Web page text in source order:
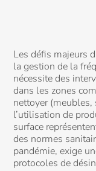
Les défis majeurs
la gestion de la
nécessite des
dans les zones
nettoyer
l’utilisation de
surface
des normes
pandémie, exige
protocoles de